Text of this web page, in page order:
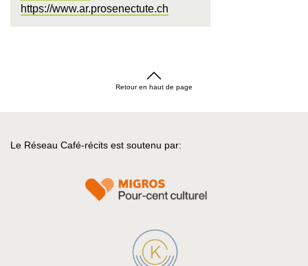
https://www.ar.prosenectute.ch
Retour en haut de page
Le Réseau Café-récits est soutenu par: